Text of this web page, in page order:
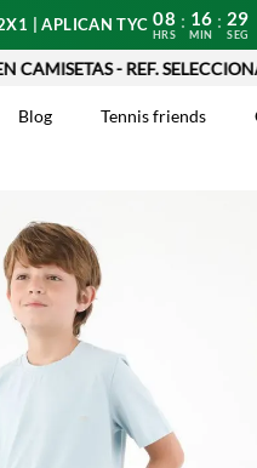
| APLICAN TYC 08
HRS
: 16
MIN
: 28
SEG
- REF.
Blog Tennis friends